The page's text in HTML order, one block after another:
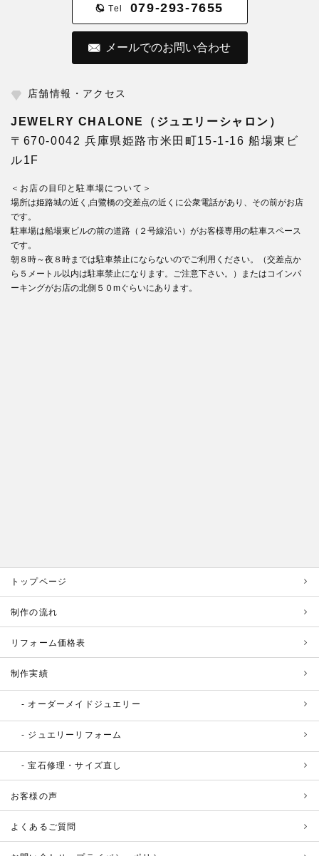
Tel 079-293-7655
メールでのお問い合わせ
店舗情報・アクセス
JEWELRY CHALONE（ジュエリーシャロン）
〒670-0042 兵庫県姫路市米田町15-1-16 船場東ビ
ル1F
＜お店の目印と駐車場について＞
場所は姫路城の近く,白鷺橋の交差点の近くに公衆電話があり、その前がお店
です。
駐車場は船場東ビルの前の道路（２号線沿い）がお客様専用の駐車スペース
です。
朝８時～夜８時までは駐車禁止にならないのでご利用ください。（交差点か
ら５メートル以内は駐車禁止になります。ご注意下さい。）またはコインパ
ーキングがお店の北側５０mぐらいにあります。
トップページ
制作の流れ
リフォーム価格表
制作実績
オーダーメイドジュエリー
ジュエリーリフォーム
宝石修理・サイズ直し
お客様の声
よくあるご質問